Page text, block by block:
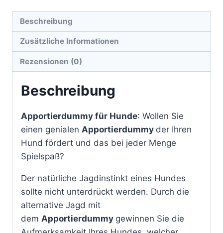
Beschreibung
Zusätzliche Informationen
Rezensionen (0)
Beschreibung
Apportierdummy für Hunde: Wollen Sie
einen genialen Apportierdummy der Ihren
Hund fördert und das bei jeder Menge
Spielspaß?
Der natürliche Jagdinstinkt eines Hundes
sollte nicht unterdrückt werden. Durch die
alternative Jagd mit
dem Apportierdummy gewinnen Sie die